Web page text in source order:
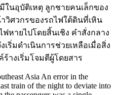
ในอุบัติเหตุ ลูกชายคนเล็กของ
วิศวกรของรถไฟใต้ดินที่เหิน
หายไปโดยสิ้นเชิง คำสั่งกลาง
ริ่มดำเนินการช่วยเหลือเมื่อสิ่ง
างเริ่มโจมตีผู้โดยสาร
Asia An error in the
train of the night to deviate into